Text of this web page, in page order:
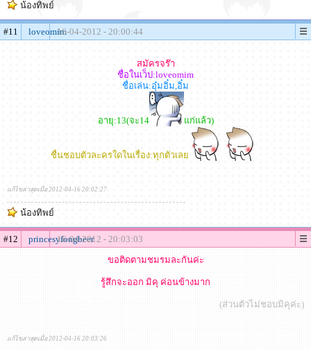
น้องทิพย์
#11 loveomim16-04-2012 - 20:00:44
สมัครจร๊า
ชื่อในเว็ป:loveomim
ชื่อเล่น:อุ๋มอิ๋ม,อิ๋ม
อายุ:13(จะ14 แก่แล้ว)
ชื่นชอบตัวละครใดในเรื่อง:ทุกตัวเลย
แก้ไขล่าสุดเมื่อ 2012-04-16 20:02:27
น้องทิพย์
#12 princesyfongbeer
16-04-2012 - 20:03:03
ขอติดตามชมรมละกันค่ะ
รู้สึกจะออก มิคุ ค่อนข้างมาก
(ส่วนตัวไม่ชอบมิคุค่ะ)
แก้ไขล่าสุดเมื่อ 2012-04-16 20:03:26